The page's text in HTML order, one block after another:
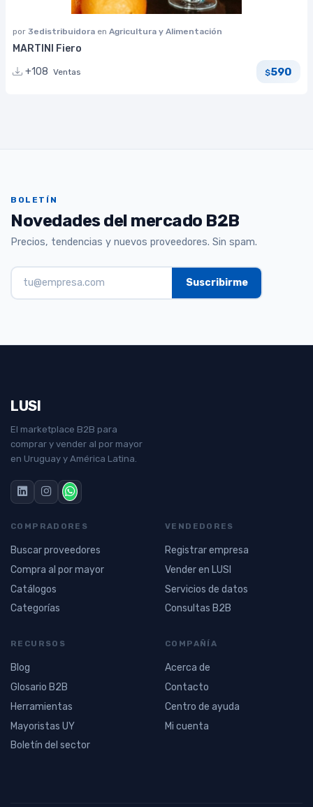
por 3edistribuidora en Agricultura y Alimentación
MARTINI Fiero
+108 Ventas $590
BOLETÍN
Novedades del mercado B2B
Precios, tendencias y nuevos proveedores. Sin spam.
LUSI
El marketplace B2B para
comprar y vender al por mayor
en Uruguay y América Latina.
COMPRADORES
Buscar proveedores
Compra al por mayor
Catálogos
Categorías
VENDEDORES
Registrar empresa
Vender en LUSI
Servicios de datos
Consultas B2B
RECURSOS
Blog
Glosario B2B
Herramientas
Mayoristas UY
Boletín del sector
COMPAÑÍA
Acerca de
Contacto
Centro de ayuda
Mi cuenta